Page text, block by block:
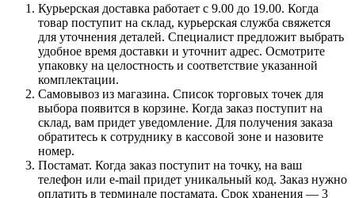
Курьерская доставка работает с 9.00 до 19.00. Когда
товар поступит на склад, курьерская служба свяжется
для уточнения деталей. Специалист предложит выбрать
удобное время доставки и уточнит адрес. Осмотрите
упаковку на целостность и соответствие указанной
комплектации.
Самовывоз из магазина. Список торговых точек для
выбора появится в корзине. Когда заказ поступит на
склад, вам придет уведомление. Для получения заказа
обратитесь к сотруднику в кассовой зоне и назовите
номер.
Постамат. Когда заказ поступит на точку, на ваш
телефон или e-mail придет уникальный код. Заказ нужно
оплатить в терминале постамата. Срок хранения — 3